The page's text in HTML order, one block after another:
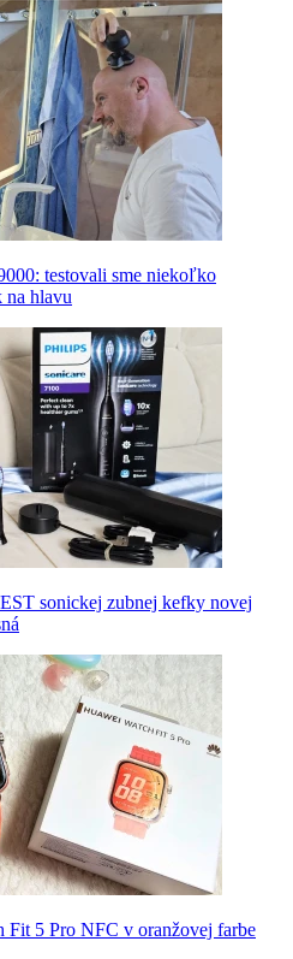
testovali sme niekoľko
na hlavu
sonickej zubnej kefky novej
Fit 5 Pro NFC v oranžovej farbe